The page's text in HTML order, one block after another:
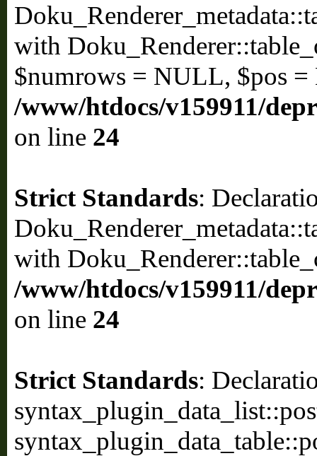
with
$numrows = NULL, $pos
/www/htdocs/v159911/
on line 24
Strict Standards:
with
/www/htdocs/v159911/
on line 24
Strict Standards: